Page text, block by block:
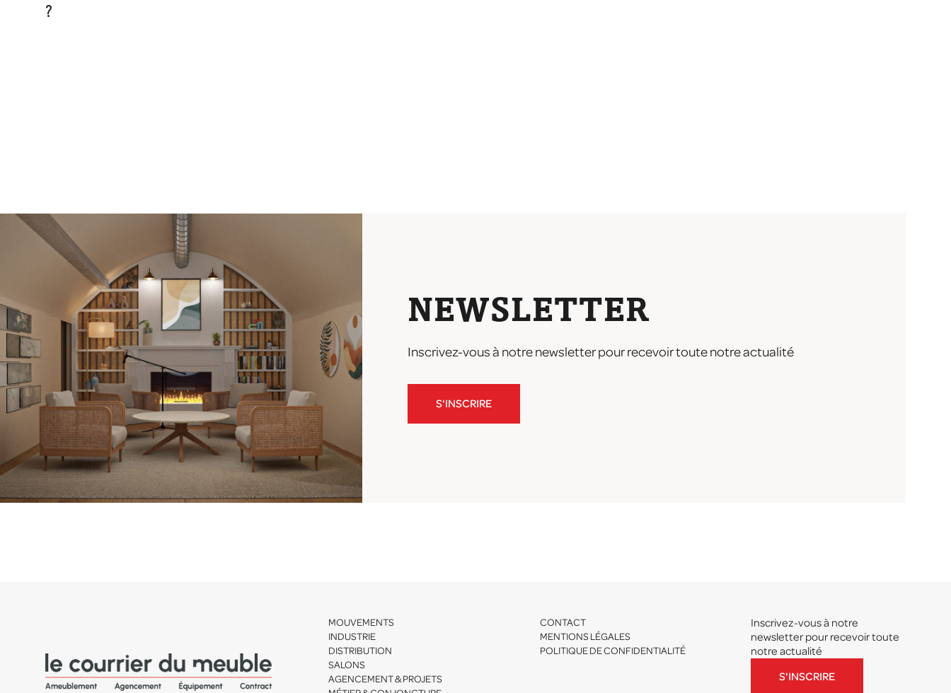
?
NEWSLETTER
Inscrivez-vous à notre newsletter pour recevoir toute notre actualité
S'INSCRIRE
MOUVEMENTS
INDUSTRIE
DISTRIBUTION
SALONS
AGENCEMENT & PROJETS
CONTACT
MENTIONS LÉGALES
POLITIQUE DE CONFIDENTIALITÉ
Inscrivez-vous à notre
newsletter pour recevoir toute
notre actualité
S'INSCRIRE